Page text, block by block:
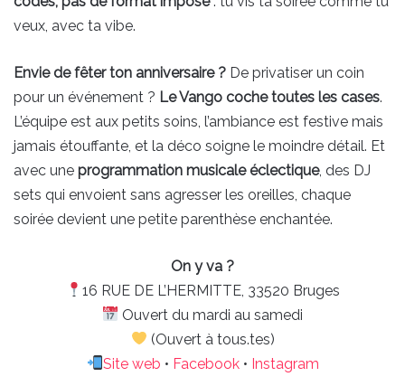
veux, avec ta vibe.
Envie de fêter ton anniversaire ? De privatiser un coin
pour un événement ? Le Vango coche toutes les cases.
L’équipe est aux petits soins, l’ambiance est festive mais
jamais étouffante, et la déco soigne le moindre détail. Et
avec une programmation musicale éclectique, des DJ
sets qui envoient sans agresser les oreilles, chaque
soirée devient une petite parenthèse enchantée.
On y va ?
16 RUE DE L’HERMITTE, 33520 Bruges
Ouvert du mardi au samedi
(Ouvert à tous.tes)
Site web • Facebook• Instagram